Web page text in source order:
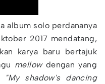
album solo perdananya
2017 mendatang,
karya baru bertajuk
mellowdengan yang
"My shadow's dancing